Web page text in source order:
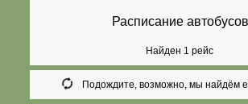
Расписание автобусов
Найден 1 рейс
Подождите, возможно, мы найдём